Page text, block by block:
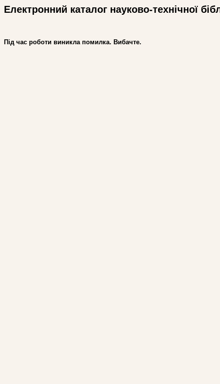
Електронний каталог науково-технічної
Під час роботи виникла помилка. Вибачте.